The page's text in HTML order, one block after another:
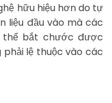
hữu hiệu hơn do tự
liệu đầu vào mà các
thể bắt chước được
lệ thuộc vào các